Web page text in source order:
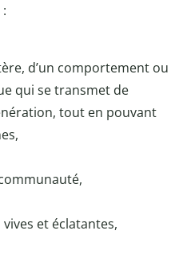
d’un comportement ou
qui se transmet de
tout en pouvant
et éclatantes,